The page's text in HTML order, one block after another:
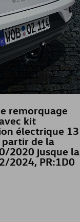
remorquage
kit
électrique 13
partir de la
2020 jusque la
2024, PR:1D0